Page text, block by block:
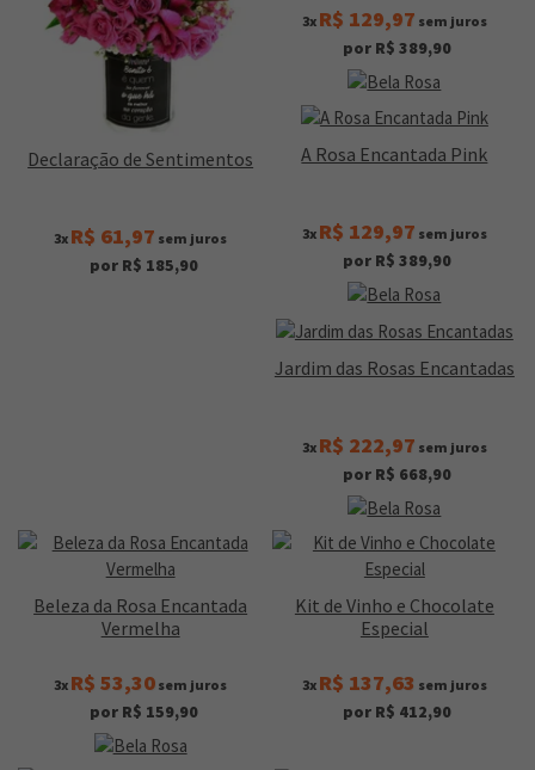
Declaração de Sentimentos
3x R$ 61,97 sem juros
por R$ 185,90
3x R$ 129,97 sem juros
por R$ 389,90
A Rosa Encantada Pink
3x R$ 129,97 sem juros
por R$ 389,90
Jardim das Rosas Encantadas
3x R$ 222,97 sem juros
por R$ 668,90
Beleza da Rosa Encantada
Vermelha
3x R$ 53,30 sem juros
por R$ 159,90
Kit de Vinho e Chocolate
Especial
3x R$ 137,63 sem juros
por R$ 412,90